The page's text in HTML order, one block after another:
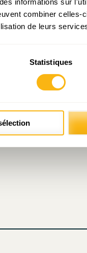
combiner celles-
de leurs
Statistiques